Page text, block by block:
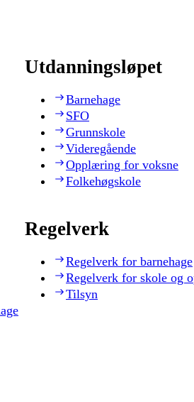
Utdanningsløpet
Barnehage
SFO
Grunnskole
Videregående
Opplæring for voksne
Folkehøgskole
Regelverk
Regelverk for barnehage
Regelverk for skole og
Tilsyn